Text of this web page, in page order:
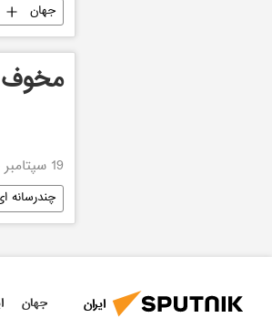
جهان
مخوف
19 سپتامبر 2015, 10:00
چندرسانه
ایران جهان